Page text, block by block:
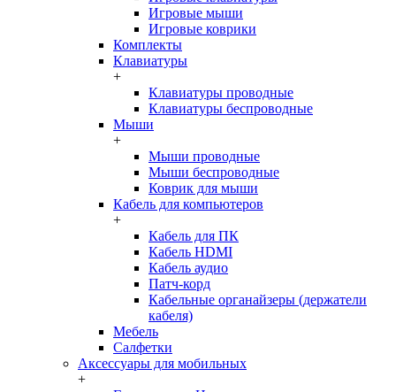
Игровые мыши
Игровые коврики
Комплекты
Клавиатуры
+
Клавиатуры проводные
Клавиатуры беспроводные
Мыши
+
Мыши проводные
Мыши беспроводные
Коврик для мыши
Кабель для компьютеров
+
Кабель для ПК
Кабель HDMI
Кабель аудио
Патч-корд
Кабельные органайзеры (держатели
кабеля)
Мебель
Салфетки
Аксессуары для мобильных
+